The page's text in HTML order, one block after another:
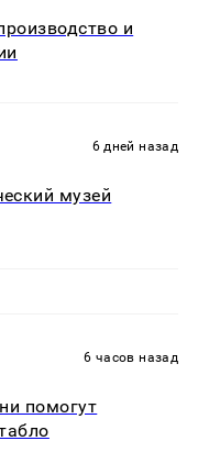
и
6 дней назад
музей
6 часов назад
помогут